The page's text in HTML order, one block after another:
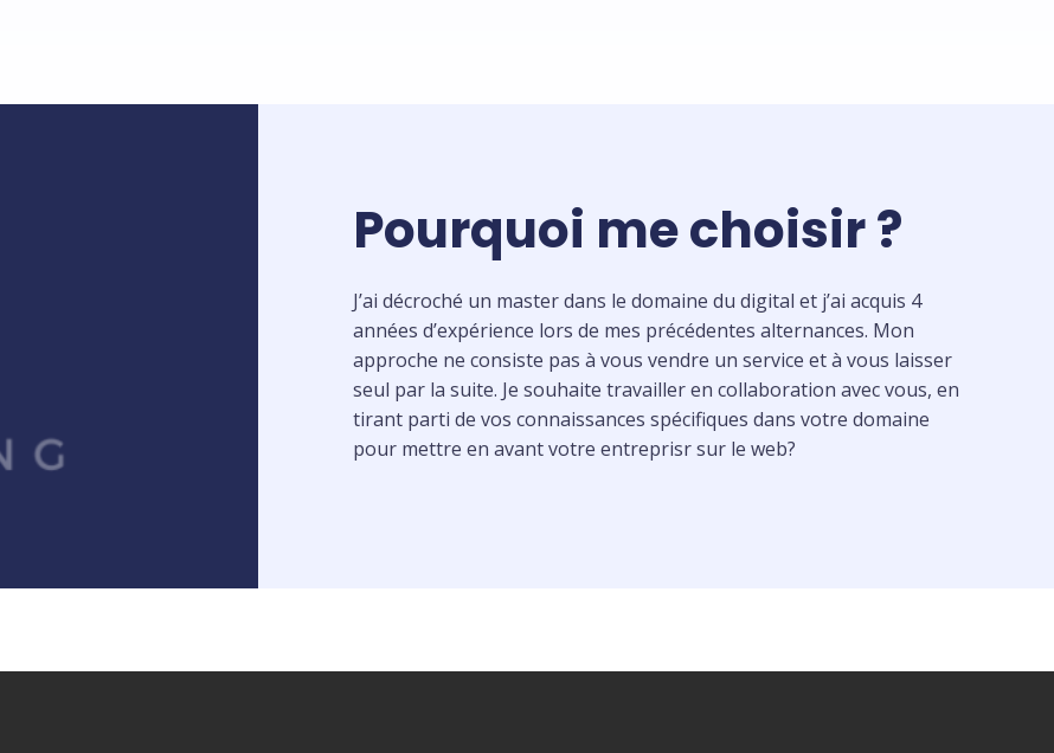
Pourquoi me choisir ?
J’ai décroché un master dans le domaine du digital et j’ai acquis 4
années d’expérience lors de mes précédentes alternances. Mon
approche ne consiste pas à vous vendre un service et à vous laisser
seul par la suite. Je souhaite travailler en collaboration avec vous, en
tirant parti de vos connaissances spécifiques dans votre domaine
pour mettre en avant votre entreprisr sur le web?